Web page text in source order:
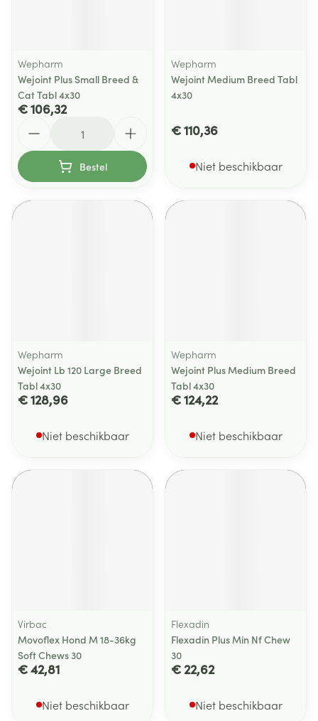
Wepharm
Wejoint Plus Small Breed &
Cat Tabl 4x30
€ 106,32
Bestel
Wepharm
Wejoint Medium Breed Tabl
4x30
€ 110,36
Niet beschikbaar
Wepharm
Wejoint Lb 120 Large Breed
Tabl 4x30
€ 128,96
Niet beschikbaar
Wepharm
Wejoint Plus Medium Breed
Tabl 4x30
€ 124,22
Niet beschikbaar
Virbac
Movoflex Hond M 18-36kg
Soft Chews 30
€ 42,81
Niet beschikbaar
Flexadin
Flexadin Plus Min Nf Chew
30
€ 22,62
Niet beschikbaar